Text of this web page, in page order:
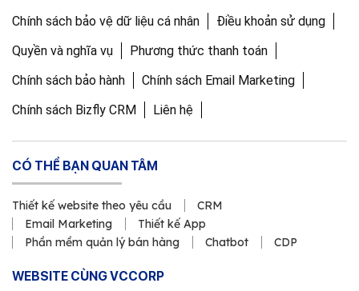
Chính sách bảo vệ dữ liệu cá nhân
Điều khoản sử dụng
Quyền và nghĩa vụ
Phương thức thanh toán
Chính sách bảo hành
Chính sách Email Marketing
Chính sách Bizfly CRM
Liên hệ
CÓ THỂ BẠN QUAN TÂM
Thiết kế website theo yêu cầu
CRM
Email Marketing
Thiết kế App
Phần mềm quản lý bán hàng
Chatbot CDP
WEBSITE CÙNG VCCORP